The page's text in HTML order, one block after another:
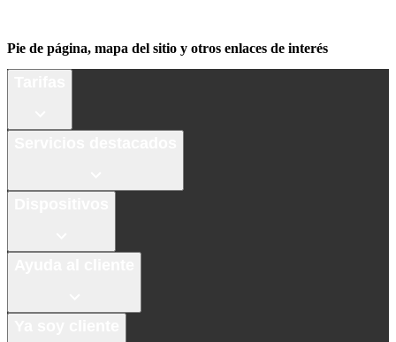
Pie de página, mapa del sitio y otros enlaces de interés